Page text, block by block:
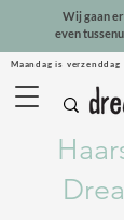
Maandag is
Wij gaan er
even